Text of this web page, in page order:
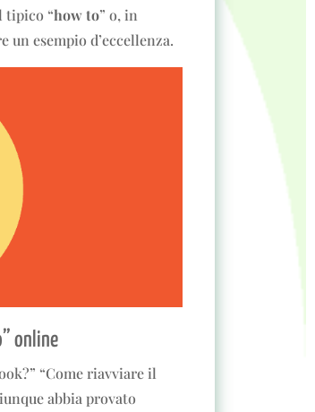
tipico “how to” o, in
un esempio d’eccellenza.
online
“Come riavviare il
abbia provato